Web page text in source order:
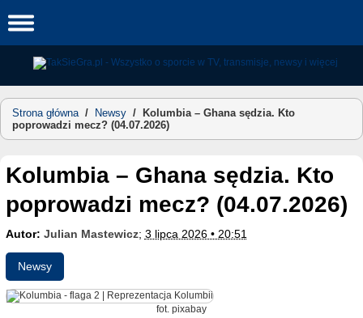
to
Strona główna/ Newsy /
Kolumbia – Ghana sędzia. Kto
poprowadzi mecz? (04.07.2026)
Kolumbia – Ghana sędzia. Kto
poprowadzi mecz? (04.07.2026)
Autor: Julian Mastewicz; 3 lipca 2026 • 20:51
Newsy
fot. pixabay